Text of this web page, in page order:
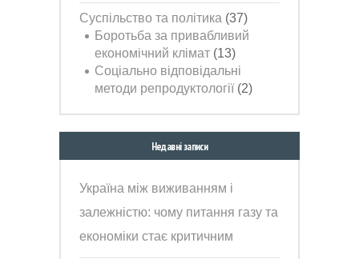
Суспільство та політика (37)
Боротьба за привабливий
економічний клімат (13)
Соціально відповідальні
методи репродуктології(2)
Недавні записи
Україна між виживанням і
залежністю: чому питання газу та
економіки стає критичним